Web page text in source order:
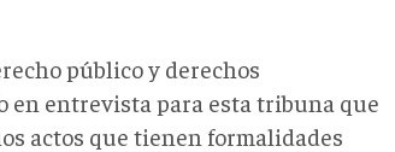
público y derechos
en entrevista para esta tribuna que
actos que tienen formalidades